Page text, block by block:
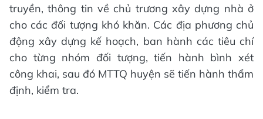
truyền, thông tin về chủ trương xây dựng nhà ở
cho các đối tượng khó khăn. Các địa phương chủ
động xây dựng kế hoạch, ban hành các tiêu chí
cho từng nhóm đối tượng, tiến hành bình xét
công khai, sau đó MTTQ huyện sẽ tiến hành thẩm
định, kiểm tra.